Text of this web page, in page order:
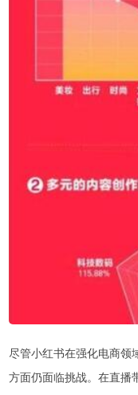
尽管小红书在强化电商领
方面仍面临挑战。在直播